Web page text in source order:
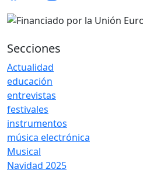
Secciones
Actualidad
educación
entrevistas
festivales
instrumentos
música electrónica
Musical
Navidad 2025